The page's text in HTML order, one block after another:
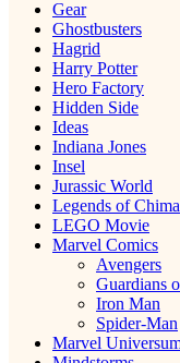
Gear
Ghostbusters
Hagrid
Harry Potter
Hero Factory
Hidden Side
Ideas
Indiana Jones
Insel
Jurassic World
Legends of Chima
LEGO Movie
Marvel Comics
Avengers
Guardians
Iron Man
Spider-Man
Marvel